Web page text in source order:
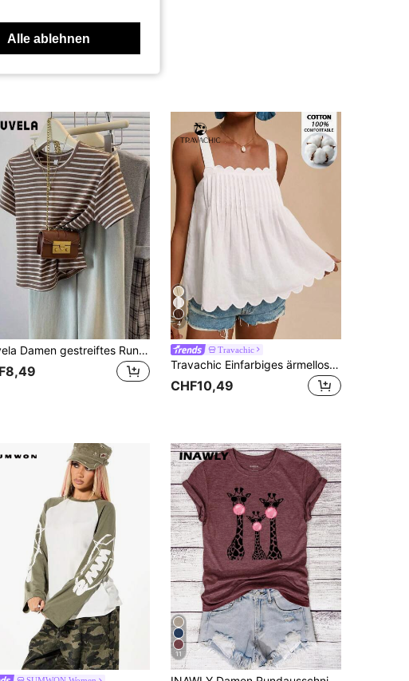
Muvela Damen gestreiftes Rundhals-Kurzarm-Casual-Vielseitiges T-Shirt, französischer Retro-Kaffeefarben gestreifter T-Shirt, schlankender und vielseitiger Rundhals-Kurzarm-Oberteil, Casual einfach weich und klebrig Basis Tee, Streifenshirt, Frühling, Sommer bescheiden, Sommerurlaub, Feiertag, Sommer, Frühling bis Sommer
4
Travachic
Travachic Einfarbiges ärmelloses Damen-Sommer-Tanktop mit quadratischem Ausschnitt, Muschelrand und lockerem Schnitt, Camisole
CHF10,49
11
Alle ablehnen